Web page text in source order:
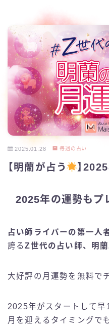
2025.01.28 毎週の占い
【明蘭が占う 】
2025年の運勢もプ
占い師ライバーの第一人
誇るZ世代の占い師、明蘭
大好評の月運勢を無料で
2025年がスタートして
月を迎えるタイミングで